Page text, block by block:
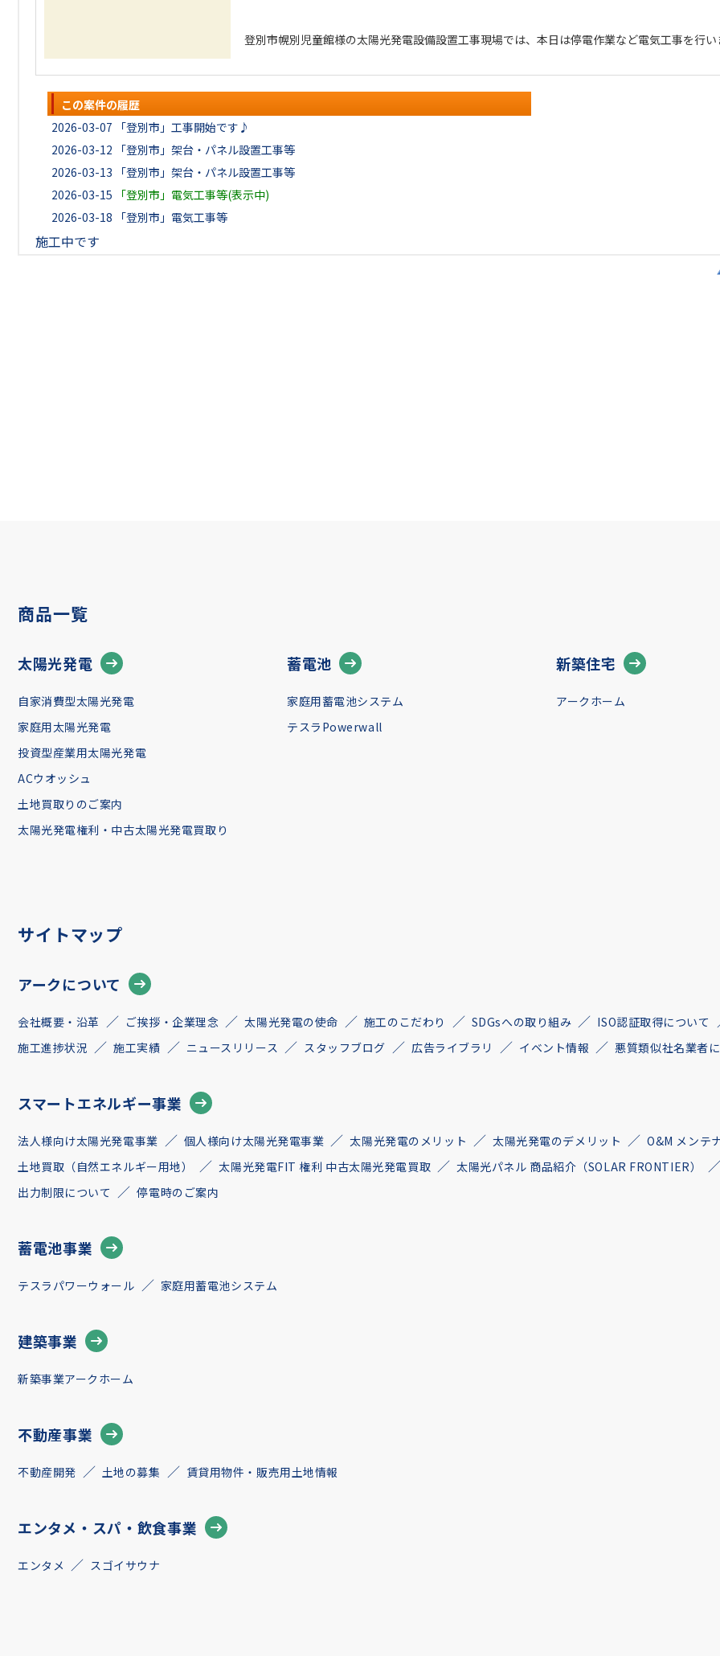
登別市幌別児童館様の太陽光発電設備設置工事現場では、本日は停電作業など電気工事を行
この案件の履歴
2026-03-07
「登別市」工事開始です♪
2026-03-12
「登別市」架台・パネル設置工事等
2026-03-13
「登別市」架台・パネル設置工事等
2026-03-15
「登別市」電気工事等(表示中)
2026-03-18
「登別市」電気工事等
施工中です
商品一覧
太陽光発電
自家消費型太陽光発電
家庭用太陽光発電
投資型産業用太陽光発電
ACウオッシュ
土地買取りのご案内
太陽光発電権利・中古太陽光発電買取り
蓄電池
家庭用蓄電池システム
テスラPowerwall
新築住宅
アークホーム
サイトマップ
アークについて
会社概要・沿革 ご挨拶・企業理念 太陽光発電の使命 施工のこだわり SDGsへの取り組み
ISO認証取得について
施工進捗状況
施工実績 ニュースリリース スタッフブログ 広告ライブラリ イベント情報 悪質類似社名業者
スマートエネルギー事業
法人様向け太陽光発電事業 個人様向け太陽光発電事業 太陽光発電のメリット 太陽光発電のデメリット
O&M メンテ
土地買取（自然エネルギー用地）
太陽光発電FIT 権利 中古太陽光発電買取
太陽光パネル 商品紹介（SOLAR FRONTIER）
出力制限について
停電時のご案内
蓄電池事業
テスラパワーウォール 家庭用蓄電池システム
建築事業
新築事業アークホーム
不動産事業
不動産開発 土地の募集 賃貸用物件・販売用土地情報
エンタメ・スパ・飲食事業
エンタメ スゴイサウナ